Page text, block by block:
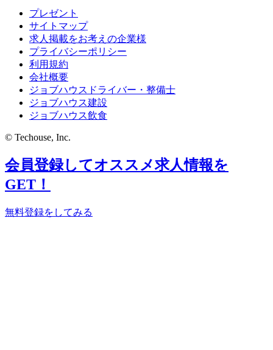
プレゼント
サイトマップ
求人掲載をお考えの企業様
プライバシーポリシー
利用規約
会社概要
ジョブハウスドライバー・整備士
ジョブハウス建設
ジョブハウス飲食
© Techouse, Inc.
会員登録してオススメ求人情報を
GET！
無料登録をしてみる